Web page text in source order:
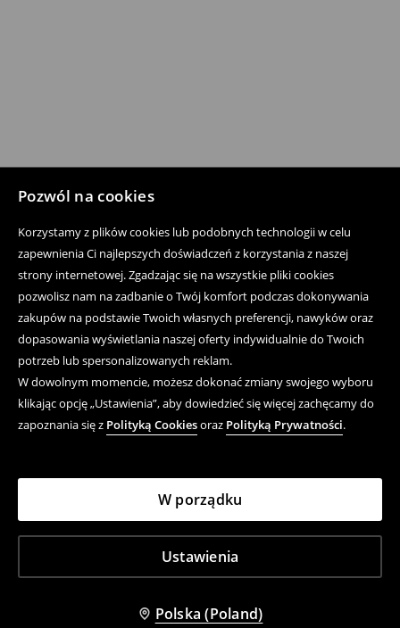
Pozwól na cookies
Korzystamy z plików cookies lub podobnych technologii w celu
zapewnienia Ci najlepszych doświadczeń z korzystania z naszej
strony internetowej. Zgadzając się na wszystkie pliki cookies
pozwolisz nam na zadbanie o Twój komfort podczas dokonywania
zakupów na podstawie Twoich własnych preferencji, nawyków oraz
dopasowania wyświetlania naszej oferty indywidualnie do Twoich
potrzeb lub spersonalizowanych reklam.
W dowolnym momencie, możesz dokonać zmiany swojego wyboru
klikając opcję „Ustawienia”, aby dowiedzieć się więcej zachęcamy do
zapoznania się z Polityką Cookiesoraz Polityką Prywatności.
Ustawienia
W porządku
Polska (Poland)